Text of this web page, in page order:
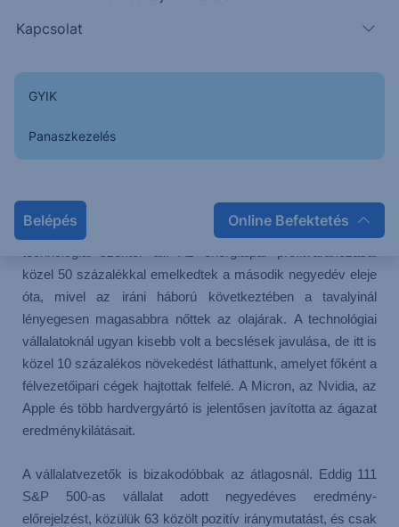
Kapcsolat
GYIK
Panaszkezelés
Belépés Online Befektetés
jelentene 20 százalék feletti eredménynövekedést. Ennél is
figyelemreméltóbb, hogy ezúttal az elemzők nem lefelé,
fokozatosan csökkennek a jelentési szezon közeledtével,
várakozások 3,4 százalékkal emelkedtek az elmúlt
hónapokban, amire 2021 óta nem volt példa.
A pozitív fordulat mögött elsősorban az energia- és
közel 50 százalékkal emelkedtek a második negyedév eleje
óta, mivel az iráni háború következtében a tavalyinál
lényegesen magasabbra nőttek az olajárak. A technológiai
vállalatoknál ugyan kisebb volt a becslések javulása, de itt is
közel 10 százalékos növekedést láthattunk, amelyet főként a
félvezetőipari cégek hajtottak felfelé. A Micron, az Nvidia, az
Apple és több hardvergyártó is jelentősen javította az ágazat
eredménykilátásait.
A vállalatvezetők is bizakodóbbak az átlagosnál. Eddig 111
S&P 500-as vállalat adott negyedéves eredmény-
előrejelzést, közülük 63 közölt pozitív iránymutatást, és csak